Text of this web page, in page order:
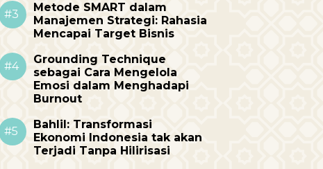
#3
Metode SMART dalam
Manajemen Strategi: Rahasia
Mencapai Target Bisnis
#4
Grounding Technique
sebagai Cara Mengelola
Emosi dalam Menghadapi
Burnout
#5
Bahlil: Transformasi
Ekonomi Indonesia tak akan
Terjadi Tanpa Hilirisasi